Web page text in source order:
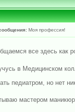
Моя профессия!
все здесь как
в Медицинском
педиатром, но нет
мастером